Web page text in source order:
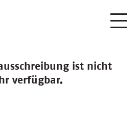
ist nicht
verfügbar.